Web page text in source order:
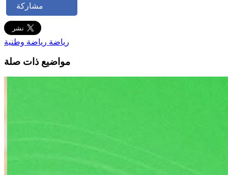
مشاركة
رياضة رياضة وطنية
مواضيع ذات صلة